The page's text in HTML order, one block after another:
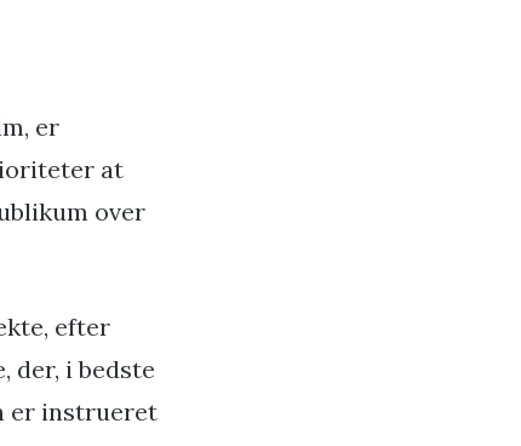
er
at
over
efter
der, i bedste
er instrueret